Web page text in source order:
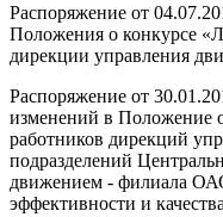
Распоряжение от
Положения о конкурсе
дирекции управления
Распоряжение от
изменений в Положение
работников дирекций
подразделений
движением - филиала
эффективности и